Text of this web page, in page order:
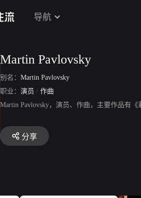
导航
Martin Pavlovsky
别名： Martin Pavlovsky
职业： 演员 / 作曲
Martin Pavlovsky，演员、作曲，主要作品有《
分享